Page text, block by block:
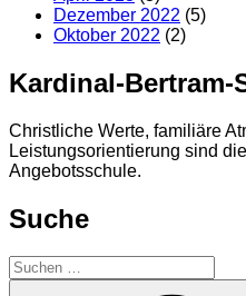
Dezember 2022 (5)
Oktober 2022 (2)
Kardinal-Bertram-
Christliche Werte, familiäre
Leistungsorientierung sind
Angebotsschule.
Suche
Suchen
nach: